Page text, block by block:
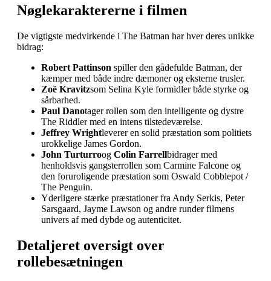
Nøglekaraktererne i filmen
De vigtigste medvirkende i The Batman har hver deres unikke
bidrag:
Robert Pattinson spiller den gådefulde Batman, der
kæmper med både indre dæmoner og eksterne trusler.
Zoë Kravitzsom Selina Kyle formidler både styrke og
sårbarhed.
Paul Danotager rollen som den intelligente og dystre
The Riddler med en intens tilstedeværelse.
Jeffrey Wrightleverer en solid præstation som politiets
urokkelige James Gordon.
John Turturroog Colin Farrellbidrager med
henholdsvis gangsterrollen som Carmine Falcone og
den foruroligende præstation som Oswald Cobblepot /
The Penguin.
Yderligere stærke præstationer fra Andy Serkis, Peter
Sarsgaard, Jayme Lawson og andre runder filmens
univers af med dybde og autenticitet.
Detaljeret oversigt over
rollebesætningen